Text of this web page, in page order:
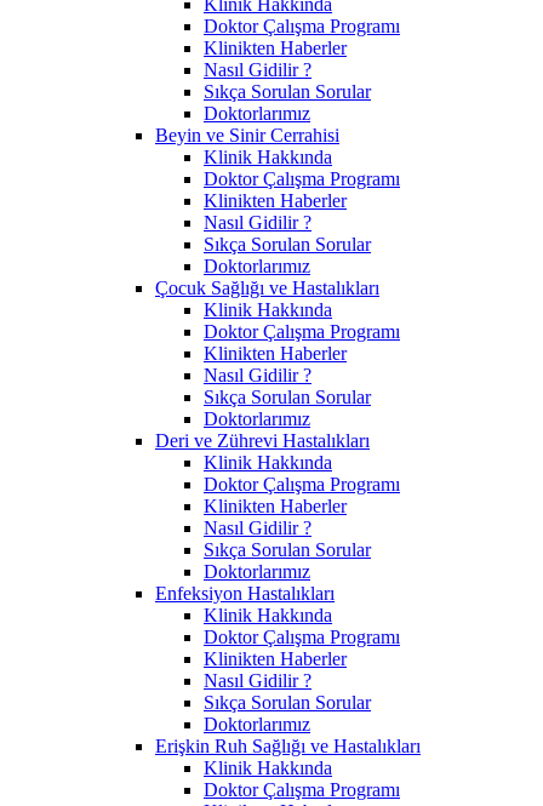
Doktor Çalışma Programı
Klinikten Haberler
Nasıl Gidilir ?
Sıkça Sorulan Sorular
Doktorlarımız
Beyin ve Sinir Cerrahisi
Klinik Hakkında
Doktor Çalışma Programı
Klinikten Haberler
Nasıl Gidilir ?
Sıkça Sorulan Sorular
Doktorlarımız
Çocuk Sağlığı ve Hastalıkları
Klinik Hakkında
Doktor Çalışma Programı
Klinikten Haberler
Nasıl Gidilir ?
Sıkça Sorulan Sorular
Doktorlarımız
Deri ve Zührevi Hastalıkları
Klinik Hakkında
Doktor Çalışma Programı
Klinikten Haberler
Nasıl Gidilir ?
Sıkça Sorulan Sorular
Doktorlarımız
Enfeksiyon Hastalıkları
Klinik Hakkında
Doktor Çalışma Programı
Klinikten Haberler
Nasıl Gidilir ?
Sıkça Sorulan Sorular
Doktorlarımız
Erişkin Ruh Sağlığı ve Hastalıkları
Klinik Hakkında
Doktor Çalışma Programı